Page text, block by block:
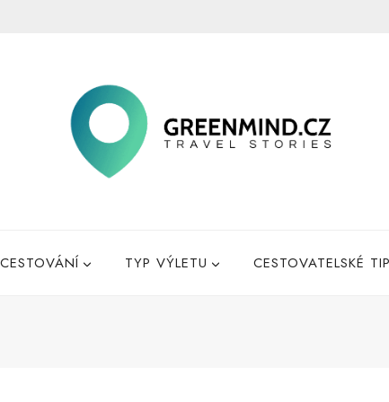
CESTOVÁNÍ TYP VÝLETU CESTOVATELSKÉ